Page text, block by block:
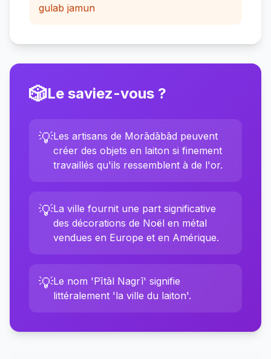
gulab jamun
🎲Le saviez-vous ?
💡Les artisans de Morādābād peuvent
créer des objets en laiton si finement
travaillés qu'ils ressemblent à de l'or.
💡La ville fournit une part significative
des décorations de Noël en métal
vendues en Europe et en Amérique.
💡Le nom 'Pītāl Nagrī' signifie
littéralement 'la ville du laiton'.